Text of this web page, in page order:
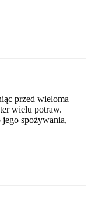
przed wieloma
wielu potraw.
jego spożywania,